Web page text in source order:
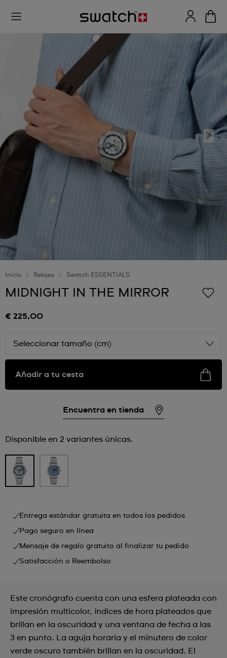
Inicio Relojes Swatch ESSENTIALS
MIDNIGHT IN THE MIRROR
€ 225,00
Seleccionar tamaño (cm)
Añadir a tu cesta
Encuentra en tienda
Disponible en 2 variantes únicas.
Entrega estándar gratuita en todos los pedidos
Pago seguro en línea
Mensaje de regalo gratuito al finalizar tu pedido
Satisfacción o Reembolso
Este cronógrafo cuenta con una esfera plateada con
impresión multicolor, índices de hora plateados que
brillan en la oscuridad y una ventana de fecha a las
3 en punto. La aguja horaria y el minutero de color
verde oscuro también brillan en la oscuridad. El